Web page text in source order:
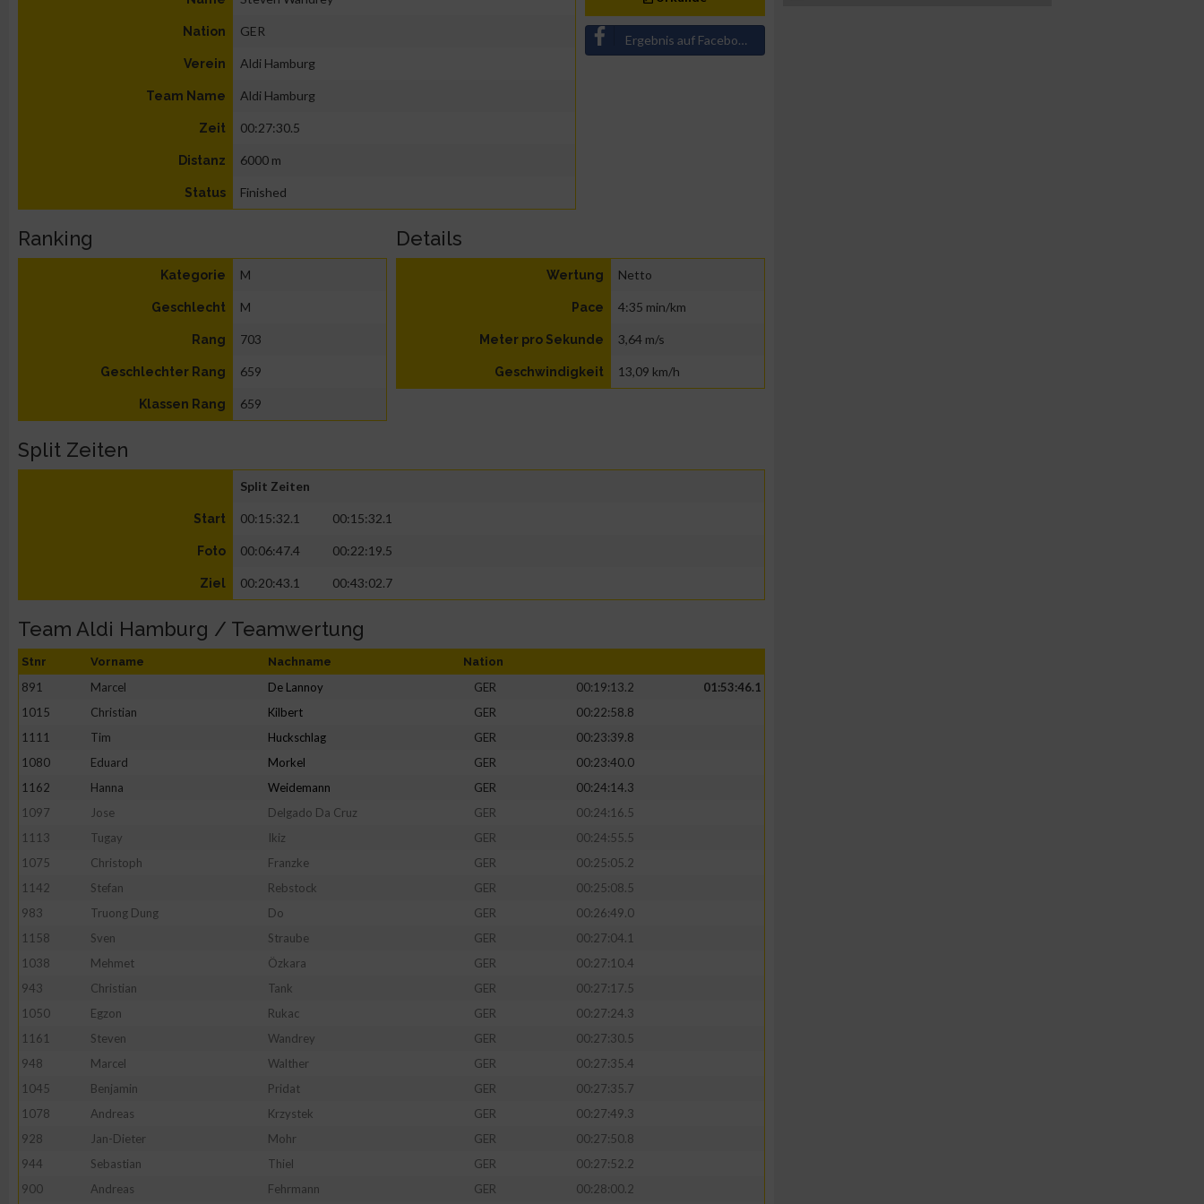
Nation GER
Verein Aldi Hamburg
Team Name Aldi Hamburg
Zeit 00:27:30.5
Distanz 6000 m
Status Finished
Ergebnis auf Facebook teilen
Ranking
Kategorie M
Geschlecht M
Rang 703
Geschlechter Rang 659
Klassen Rang 659
Details
Wertung Netto
Pace 4:35 min/km
Meter pro Sekunde 3,64 m/s
Geschwindigkeit 13,09 km/h
Split Zeiten
Split Zeiten
Start 00:15:32.1 00:15:32.1
Foto 00:06:47.4 00:22:19.5
Ziel 00:20:43.1 00:43:02.7
Team Aldi Hamburg / Teamwertung
Stnr Vorname Nachname Nation
891 Marcel De Lannoy GER 00:19:13.2
01:53:46.1
1015
Christian Kilbert GER
00:22:58.8
1111
Tim Huckschlag GER
00:23:39.8
1080
Eduard Morkel GER
00:23:40.0
1162
Hanna Weidemann GER
00:24:14.3
1097
Jose Delgado Da Cruz GER
00:24:16.5
1113
Tugay Ikiz GER
00:24:55.5
1075
Christoph Franzke GER
00:25:05.2
1142
Stefan Rebstock GER
00:25:08.5
983
Truong Dung Do GER
00:26:49.0
1158
Sven Straube GER
00:27:04.1
1038
Mehmet Özkara GER
00:27:10.4
943
Christian Tank GER
00:27:17.5
1050
Egzon Rukac GER
00:27:24.3
1161
Steven Wandrey GER
00:27:30.5
948
Marcel Walther GER
00:27:35.4
1045
Benjamin Pridat GER
00:27:35.7
1078
Andreas Krzystek GER
00:27:49.3
928
Jan-Dieter Mohr GER
00:27:50.8
944
Sebastian Thiel GER
00:27:52.2
900
Andreas Fehrmann GER
00:28:00.2